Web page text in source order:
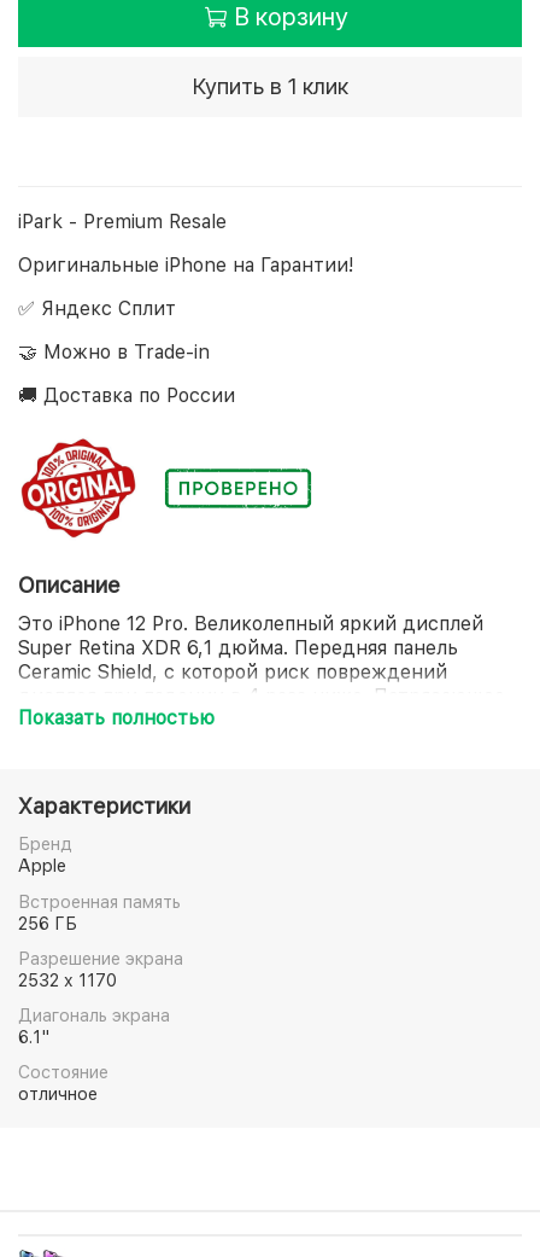
В корзину
Купить в 1 клик
iPark - Premium Resale
Оригинальные iPhone на Гарантии!
✅ Яндекс Сплит
🤝 Можно в Trade-in
🚚 Доставка по России
Описание
Это iPhone 12 Pro. Великолепный яркий дисплей
Super Retina XDR 6,1 дюйма. Передняя панель
Ceramic Shield, с которой риск повреждений
дисплея при падении в 4 раза ниже. Потрясающее
качество снимков при слабом освещении благодаря
кинематографического качества в стандарте Dolby
Vision. Ночной режим для портретов и дополненная
реальность уровня благодаря сканеру LiDAR.
Мощный процессор A14 Bionic. И аксессуары
MagSafe, которые мгновенно примагничиваются и
обеспечивают более быструю беспроводную
Показать полностью
Характеристики
Бренд
Apple
Встроенная память
256 ГБ
Разрешение экрана
2532 x 1170
Диагональ экрана
6.1"
Состояние
отличное